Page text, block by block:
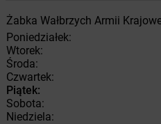
Żabka Wałbrzych Armii
Poniedziałek:
Wtorek:
Środa:
Czwartek:
Piątek:
Sobota:
Niedziela: